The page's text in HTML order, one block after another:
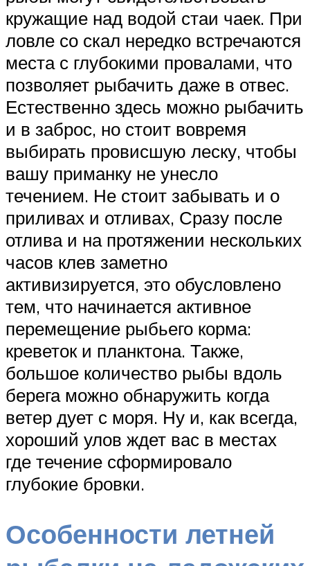
кружащие над водой стаи чаек. При
ловле со скал нередко встречаются
места с глубокими провалами, что
позволяет рыбачить даже в отвес.
Естественно здесь можно рыбачить
и в заброс, но стоит вовремя
выбирать провисшую леску, чтобы
вашу приманку не унесло
течением. Не стоит забывать и о
приливах и отливах, Сразу после
отлива и на протяжении нескольких
часов клев заметно
активизируется, это обусловлено
тем, что начинается активное
перемещение рыбьего корма:
креветок и планктона. Также,
большое количество рыбы вдоль
берега можно обнаружить когда
ветер дует с моря. Ну и, как всегда,
хороший улов ждет вас в местах
где течение сформировало
глубокие бровки.
Особенности летней